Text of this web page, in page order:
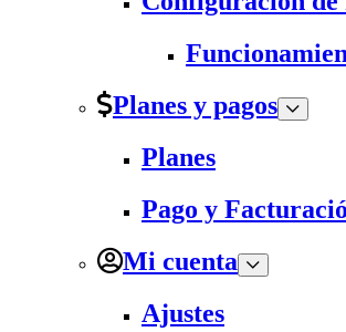
Planes y pagos
Planes
Pago y
Mi cuenta
Ajustes